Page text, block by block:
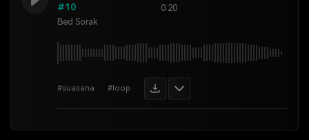
#10
Bed Sorak
0:20
#suasana #loop